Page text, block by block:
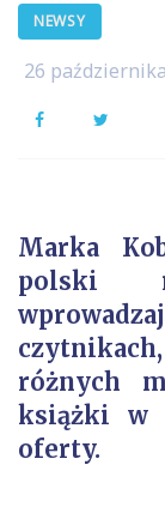
NEWSY
26
Facebook
Marka
polski
różnych
książki w
oferty.